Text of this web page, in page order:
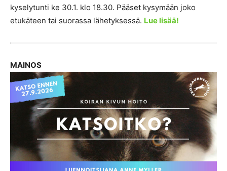
kyselytunti ke 30.1. klo 18.30. Pääset kysymään joko
etukäteen tai suorassa lähetyksessä. Lue lisää!
MAINOS